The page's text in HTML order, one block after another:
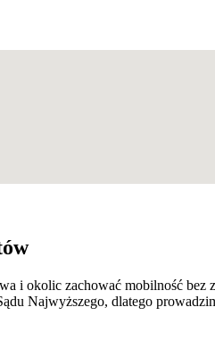
i okolic zachować mobilność bez
Najwyższego, dlatego